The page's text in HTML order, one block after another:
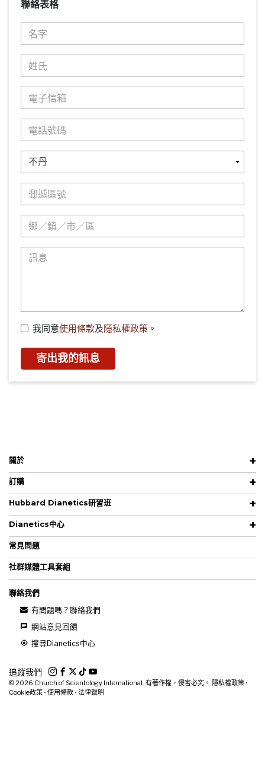
聯絡表格
我同意使用條款及隱私權政策 。
寄出我的訊息
關於
訂購
Hubbard Dianetics研習班
Dianetics中心
常見問題
社群媒體工具套組
聯絡我們
有問題嗎？聯絡我們
網站意見回饋
搜尋Dianetics中心
追蹤我們
© 2026 Church of Scientology International. 有著作權，侵害必究。 隱私權政策 •
Cookie政策 • 使用條款 • 法律聲明